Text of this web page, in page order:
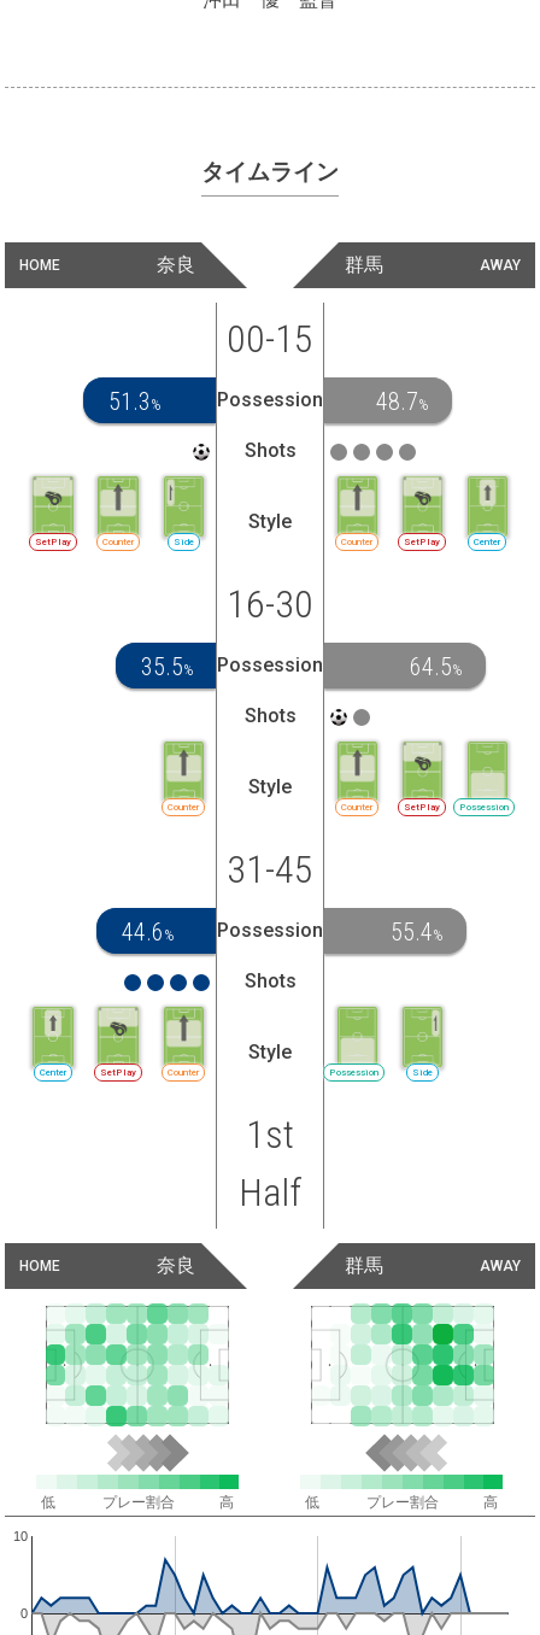
タイムライン
HOME 奈良 AWAY
群馬
00-15
51.3 % Possession 48.7%
Shots
Side
Counter
SetPlay
Style
Counter SetPlay Center
16-30
35.5% Possession 64.5%
Shots
Counter
Style
Counter SetPlay Possession
31-45
44.6 % Possession 55.4%
Shots
Counter
SetPlay
Center
Style
Possession Side
1st
Half
HOME 奈良 AWAY
群馬
低 プレー割合 高 低 プレー割合 高
0
10